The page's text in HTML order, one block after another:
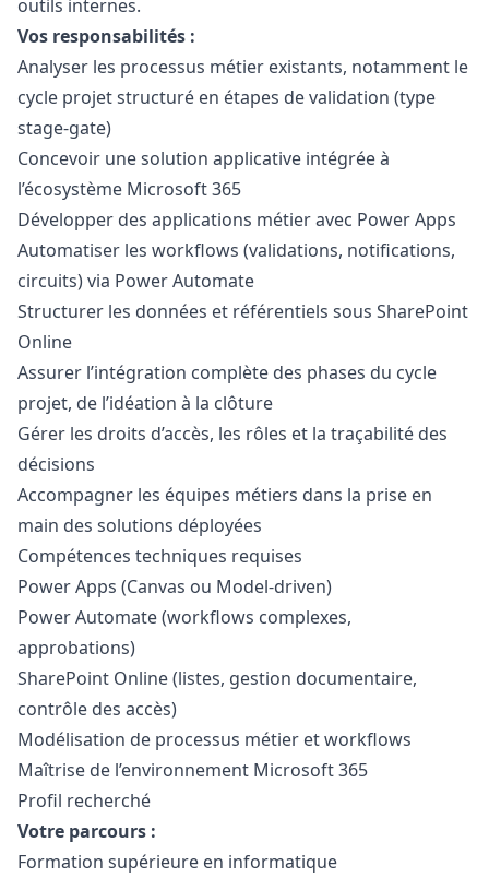
outils internes.
Vos responsabilités :
Analyser les processus métier existants, notamment le
cycle projet structuré en étapes de validation (type
stage-gate)
Concevoir une solution applicative intégrée à
l’écosystème Microsoft 365
Développer des applications métier avec Power Apps
Automatiser les workflows (validations, notifications,
circuits) via Power Automate
Structurer les données et référentiels sous SharePoint
Online
Assurer l’intégration complète des phases du cycle
projet, de l’idéation à la clôture
Gérer les droits d’accès, les rôles et la traçabilité des
décisions
Accompagner les équipes métiers dans la prise en
main des solutions déployées
Compétences techniques requises
Power Apps (Canvas ou Model-driven)
Power Automate (workflows complexes,
approbations)
SharePoint Online (listes, gestion documentaire,
contrôle des accès)
Modélisation de processus métier et workflows
Maîtrise de l’environnement Microsoft 365
Profil recherché
Votre parcours :
Formation supérieure en informatique